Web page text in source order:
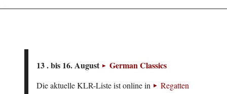
13 . bis 16. August German Classics
Die aktuelle KLR-Liste ist online in
Regatten